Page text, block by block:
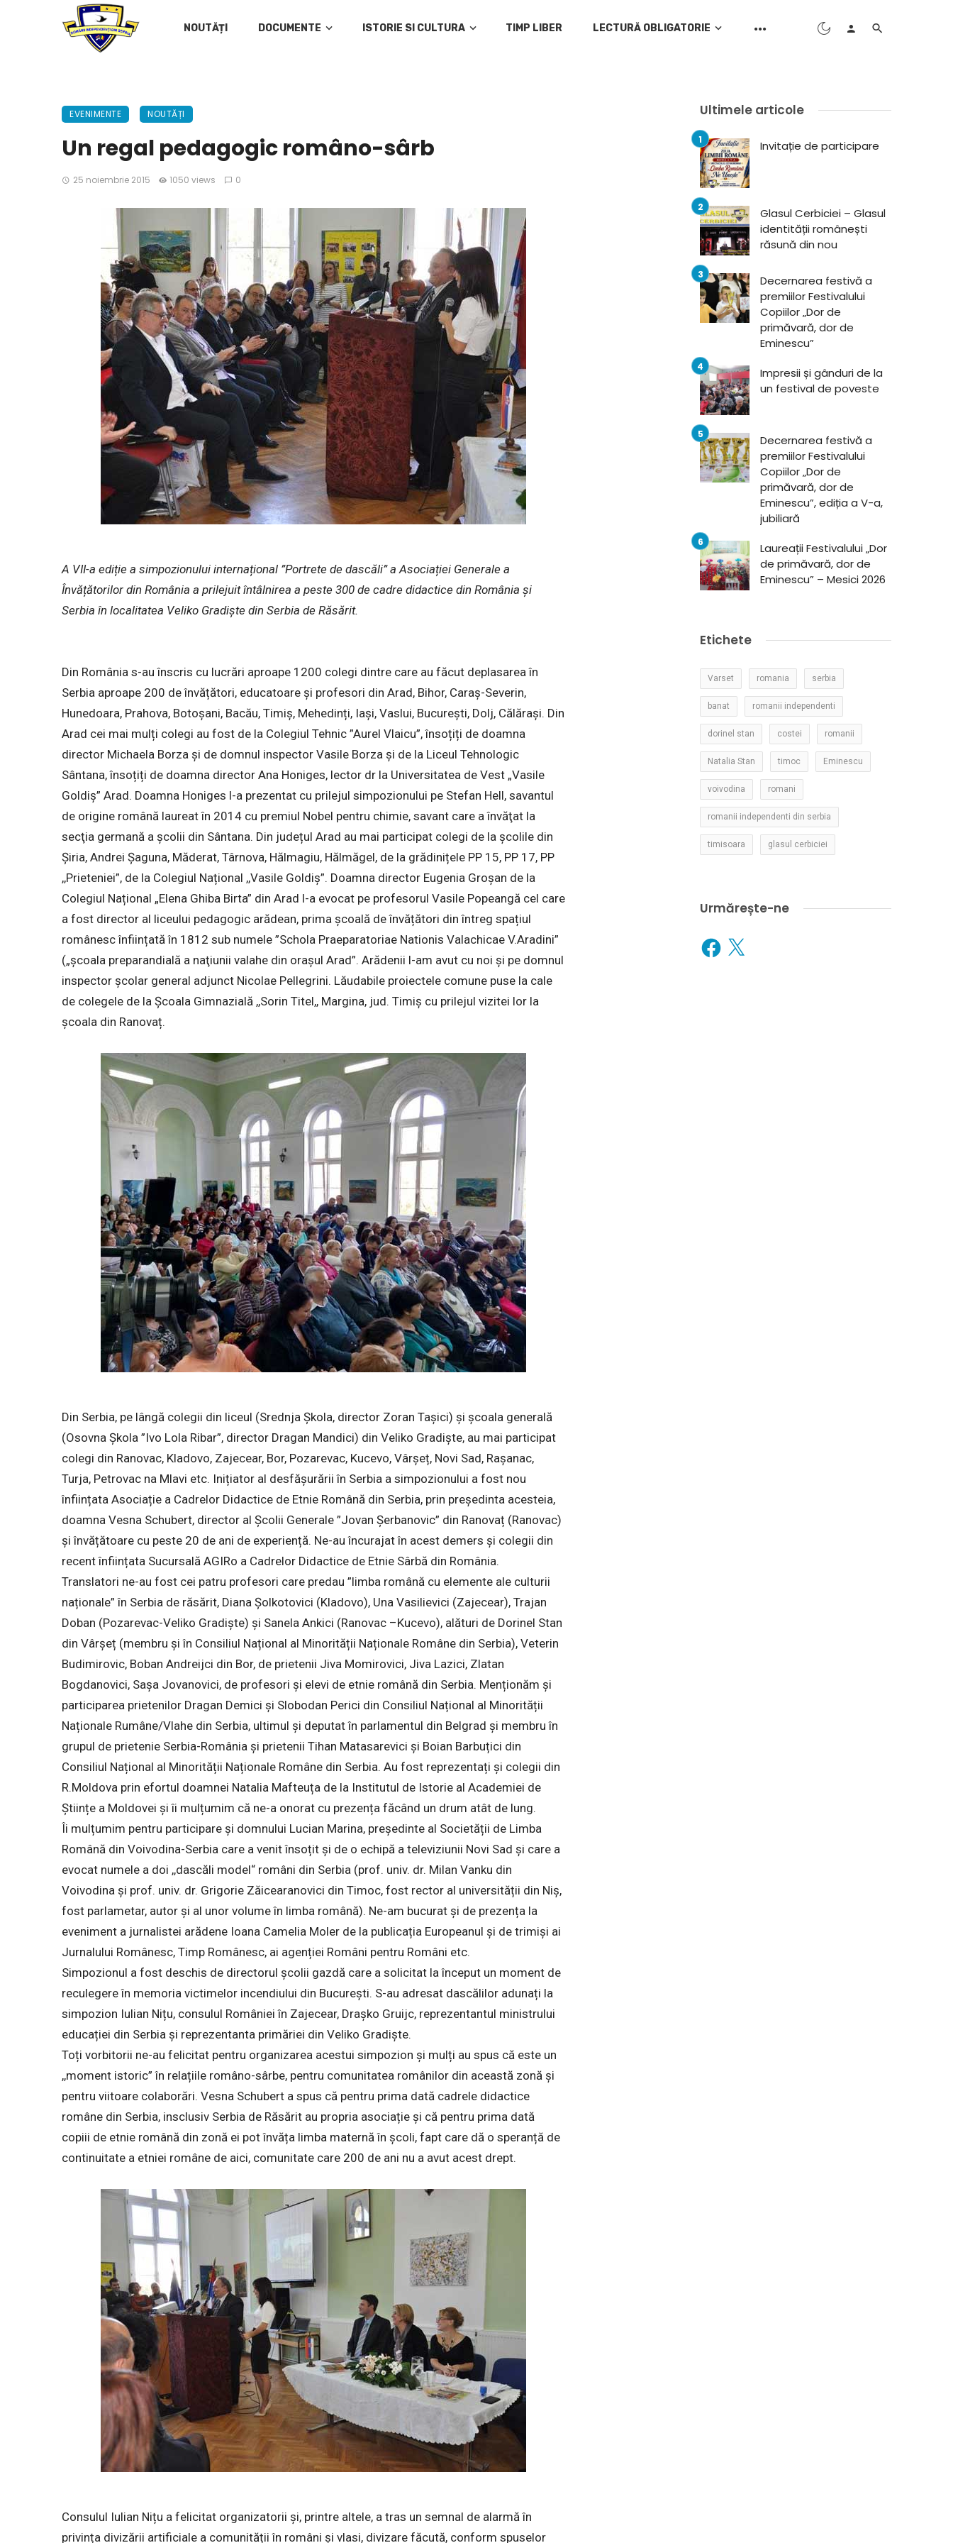
NOUTĂȚI DOCUMENTE ISTORIE SI CULTURA TIMP LIBER LECTURĂ OBLIGATORIE
EVENIMENTE NOUTĂȚI
Un regal pedagogic româno-sârb
25 noiembrie 2015 1050 views 0
A VII-a ediție a simpozionului internațional ”Portrete de dascăli” a Asociației Generale a
Învățătorilor din România a prilejuit întâlnirea a peste 300 de cadre didactice din România și
Serbia în localitatea Veliko Gradiște din Serbia de Răsărit.
Din România s-au înscris cu lucrări aproape 1200 colegi dintre care au făcut deplasarea în
Serbia aproape 200 de învățători, educatoare și profesori din Arad, Bihor, Caraș-Severin,
Hunedoara, Prahova, Botoșani, Bacău, Timiș, Mehedinți, Iași, Vaslui, București, Dolj, Călărași. Din
Arad cei mai mulți colegi au fost de la Colegiul Tehnic ”Aurel Vlaicu”, însoțiți de doamna
director Michaela Borza și de domnul inspector Vasile Borza și de la Liceul Tehnologic
Sântana, însoțiți de doamna director Ana Honiges, lector dr la Universitatea de Vest „Vasile
Goldiș” Arad. Doamna Honiges l-a prezentat cu prilejul simpozionului pe Stefan Hell, savantul
de origine română laureat în 2014 cu premiul Nobel pentru chimie, savant care a învăţat la
secţia germană a şcolii din Sântana. Din județul Arad au mai participat colegi de la școlile din
Șiria, Andrei Șaguna, Măderat, Târnova, Hălmagiu, Hălmăgel, de la grădinițele PP 15, PP 17, PP
,,Prieteniei”, de la Colegiul Național ,,Vasile Goldiș”. Doamna director Eugenia Groșan de la
Colegiul Național „Elena Ghiba Birta” din Arad l-a evocat pe profesorul Vasile Popeangă cel care
a fost director al liceului pedagogic arădean, prima școală de învățători din întreg spațiul
românesc înființată în 1812 sub numele ”Schola Praeparatoriae Nationis Valachicae V.Aradini”
(„școala preparandială a naţiunii valahe din orașul Arad”. Arădenii l-am avut cu noi și pe domnul
inspector școlar general adjunct Nicolae Pellegrini. Lăudabile proiectele comune puse la cale
de colegele de la Școala Gimnazială ,,Sorin Titel,, Margina, jud. Timiș cu prilejul vizitei lor la
școala din Ranovaț.
Din Serbia, pe lângă colegii din liceul (Srednja Șkola, director Zoran Tașici) și școala generală
(Osovna Șkola ”Ivo Lola Ribar”, director Dragan Mandici) din Veliko Gradiște, au mai participat
colegi din Ranovac, Kladovo, Zajecear, Bor, Pozarevac, Kucevo, Vârșeț, Novi Sad, Rașanac,
Turja, Petrovac na Mlavi etc. Inițiator al desfășurării în Serbia a simpozionului a fost nou
înființata Asociație a Cadrelor Didactice de Etnie Română din Serbia, prin președinta acesteia,
doamna Vesna Schubert, director al Școlii Generale ”Jovan Șerbanovic” din Ranovaț (Ranovac)
și învățătoare cu peste 20 de ani de experiență. Ne-au încurajat în acest demers și colegii din
recent înființata Sucursală AGIRo a Cadrelor Didactice de Etnie Sârbă din România.
Translatori ne-au fost cei patru profesori care predau ”limba română cu elemente ale culturii
naționale” în Serbia de răsărit, Diana Șolkotovici (Kladovo), Una Vasilievici (Zajecear), Trajan
Doban (Pozarevac-Veliko Gradiște) și Sanela Ankici (Ranovac –Kucevo), alături de Dorinel Stan
din Vârșeț (membru și în Consiliul Național al Minorității Naționale Române din Serbia), Veterin
Budimirovic, Boban Andreijci din Bor, de prietenii Jiva Momirovici, Jiva Lazici, Zlatan
Bogdanovici, Sașa Jovanovici, de profesori și elevi de etnie română din Serbia. Menționăm și
participarea prietenilor Dragan Demici și Slobodan Perici din Consiliul Național al Minorității
Naționale Rumâne/Vlahe din Serbia, ultimul și deputat în parlamentul din Belgrad și membru în
grupul de prietenie Serbia-România și prietenii Tihan Matasarevici și Boian Barbuțici din
Consiliul Național al Minorității Naționale Române din Serbia. Au fost reprezentați și colegii din
R.Moldova prin efortul doamnei Natalia Mafteuța de la Institutul de Istorie al Academiei de
Științe a Moldovei și îi mulțumim că ne-a onorat cu prezența făcând un drum atât de lung.
Îi mulțumim pentru participare și domnului Lucian Marina, președinte al Societății de Limba
Română din Voivodina-Serbia care a venit însoțit și de o echipă a televiziunii Novi Sad și care a
evocat numele a doi ,,dascăli model“ români din Serbia (prof. univ. dr. Milan Vanku din
Voivodina şi prof. univ. dr. Grigorie Zăicearanovici din Timoc, fost rector al universității din Niș,
fost parlametar, autor și al unor volume în limba română). Ne-am bucurat și de prezența la
eveniment a jurnalistei arădene Ioana Camelia Moler de la publicația Europeanul și de trimiși ai
Jurnalului Românesc, Timp Românesc, ai agenției Români pentru Români etc.
Simpozionul a fost deschis de directorul școlii gazdă care a solicitat la început un moment de
reculegere în memoria victimelor incendiului din București. S-au adresat dascălilor adunați la
simpozion Iulian Nițu, consulul României în Zajecear, Drașko Gruijc, reprezentantul ministrului
educației din Serbia și reprezentanta primăriei din Veliko Gradiște.
Toți vorbitorii ne-au felicitat pentru organizarea acestui simpozion și mulți au spus că este un
,,moment istoric” în relațiile româno-sârbe, pentru comunitatea românilor din această zonă și
pentru viitoare colaborări. Vesna Schubert a spus că pentru prima dată cadrele didactice
române din Serbia, insclusiv Serbia de Răsărit au propria asociație și că pentru prima dată
copiii de etnie română din zonă ei pot învăța limba maternă în școli, fapt care dă o speranță de
continuitate a etniei române de aici, comunitate care 200 de ani nu a avut acest drept.
Consulul Iulian Nițu a felicitat organizatorii și, printre altele, a tras un semnal de alarmă în
privința divizării artificiale a comunității în români și vlasi, divizare făcută, conform spuselor
Ultimele articole
Invitație de participare
Glasul Cerbiciei – Glasul
identității românești
răsună din nou
Decernarea festivă a
premiilor Festivalului
Copiilor „Dor de
primăvară, dor de
Eminescu”
Impresii și gânduri de la
un festival de poveste
Decernarea festivă a
premiilor Festivalului
Copiilor „Dor de
primăvară, dor de
Eminescu”, ediția a V-a,
jubiliară
Laureații Festivalului „Dor
de primăvară, dor de
Eminescu” – Mesici 2026
Etichete
Varset romania serbia
banat romanii independenti
dorinel stan costei romanii
Natalia Stan timoc Eminescu
voivodina romani
romanii independenti din serbia
timisoara glasul cerbiciei
Urmărește-ne
Facebook
X